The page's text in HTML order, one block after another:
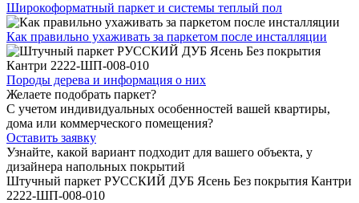
Широкоформатный паркет и системы теплый пол
Как правильно ухаживать за паркетом после инсталляции
Породы дерева и информация о них
Желаете подобрать паркет?
С учетом индивидуальных особенностей вашей квартиры,
дома или коммерческого помещения?
Оставить заявку
Узнайте, какой вариант подходит для вашего объекта, у
дизайнера напольных покрытий
Штучный паркет РУССКИЙ ДУБ Ясень Без покрытия Кантри
2222-ШП-008-010